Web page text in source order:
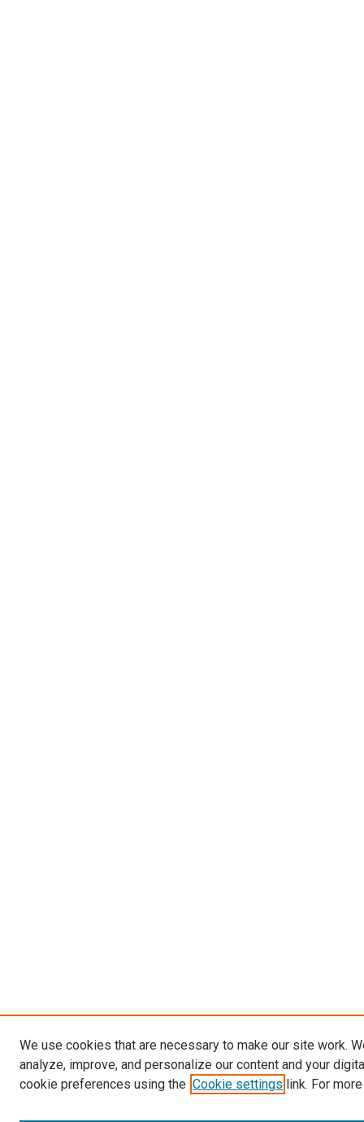
We use cookies that are necessary to make our site work.
analyze, improve, and personalize our content and your
cookie preferences using the Cookie settings link. For